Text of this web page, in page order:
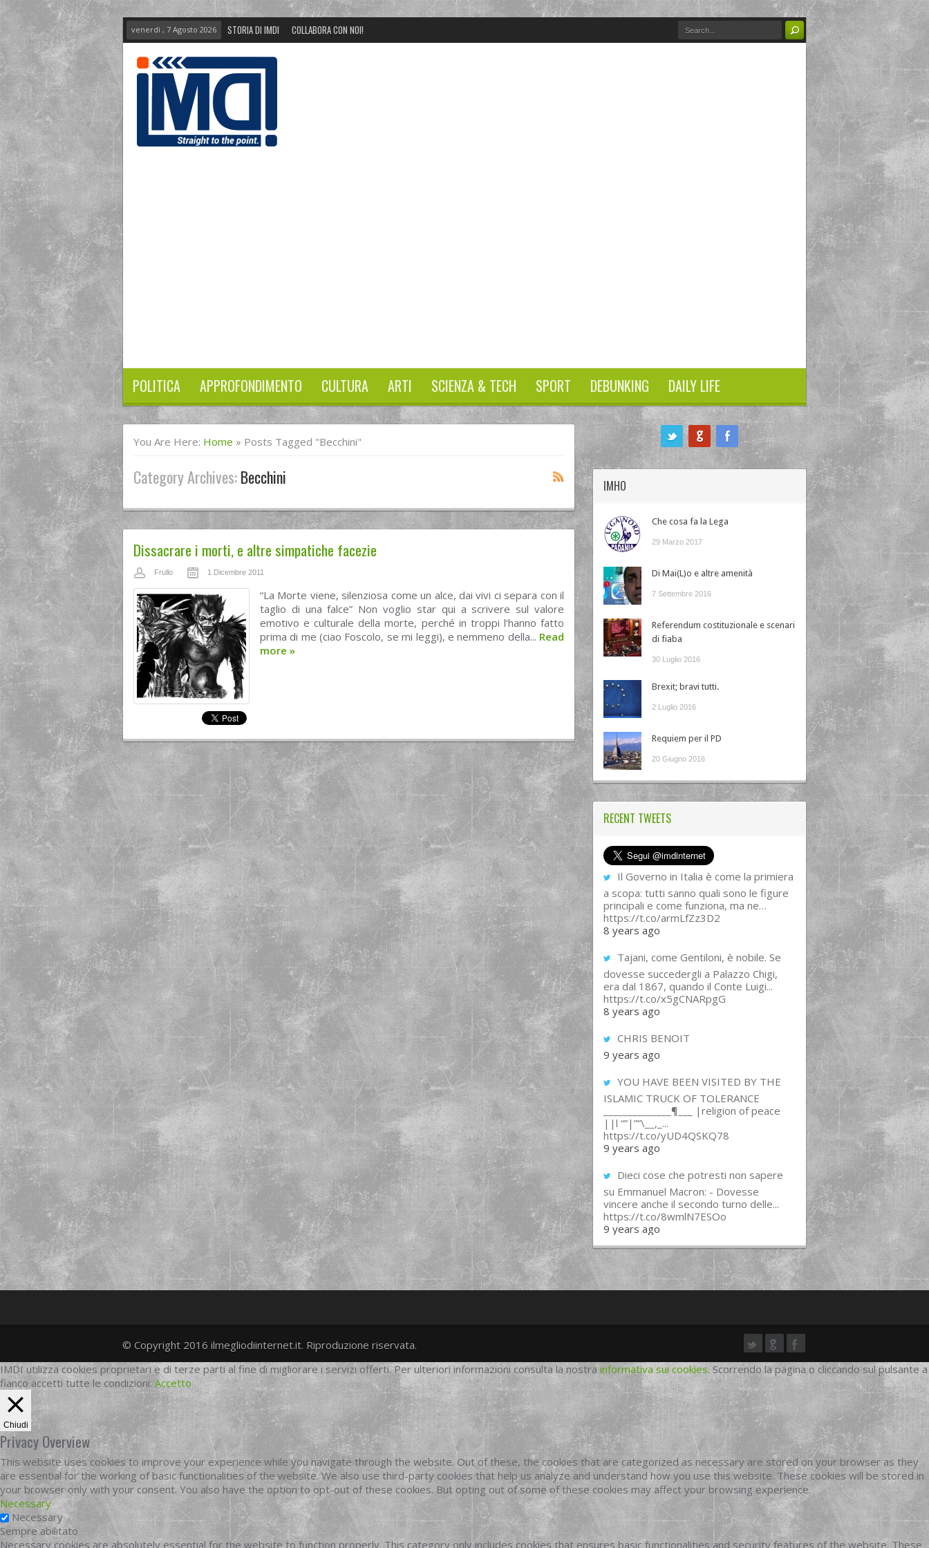
venerdì , 7 Agosto 2026 STORIA DI IMDI COLLABORA CON NOI!
POLITICA APPROFONDIMENTO CULTURA ARTI SCIENZA & TECH SPORT DEBUNKING DAILY LIFE
You Are Here: Home » Posts Tagged "becchini"
Category Archives:Becchini
Dissacrare i morti, e altre simpatiche facezie
Frullo 1 Dicembre 2011
“La Morte viene, silenziosa come un alce, dai vivi ci separa con il
taglio di una falce” Non voglio star qui a scrivere sul valore
emotivo e culturale della morte, perché in troppi l’hanno fatto
prima di me (ciao Foscolo, se mi leggi), e nemmeno della... Read
more »
IMHO
Che cosa fa la Lega
29 Marzo 2017
Di Mai(L)o e altre amenità
7 Settembre 2016
Referendum costituzionale e scenari
di fiaba
30 Luglio 2016
Brexit; bravi tutti.
2 Luglio 2016
Requiem per il PD
20 Giugno 2016
RECENT TWEETS
Il Governo in Italia è come la primiera
a scopa: tutti sanno quali sono le figure
principali e come funziona, ma ne…
https://t.co/armLfZz3D2
8 years ago
Tajani, come Gentiloni, è nobile. Se
dovesse succedergli a Palazzo Chigi,
era dal 1867, quando il Conte Luigi...
https://t.co/x5gCNARpgG
8 years ago
CHRIS BENOIT
9 years ago
YOU HAVE BEEN VISITED BY THE
ISLAMIC TRUCK OF TOLERANCE
______________¶___ |religion of peace
||l “”|””\__,_...
https://t.co/yUD4QSKQ78
9 years ago
Dieci cose che potresti non sapere
su Emmanuel Macron: - Dovesse
vincere anche il secondo turno delle...
https://t.co/8wmlN7ESOo
9 years ago
twittergoogleplus
facebook
© Copyright 2016 ilmegliodiinternet.it. Riproduzione riservata.
IMDI utilizza cookies proprietari e di terze parti al fine di migliorare i servizi offerti. Per ulteriori informazioni consulta la nostra informativa sui cookies. Scorrendo la pagina o cliccando sul pulsante a
fianco accetti tutte le condizioni. Accetto
Chiudi
Privacy Overview
This website uses cookies to improve your experience while you navigate through the website. Out of these, the cookies that are categorized as necessary are stored on your browser as they
are essential for the working of basic functionalities of the website. We also use third-party cookies that help us analyze and understand how you use this website. These cookies will be stored in
your browser only with your consent. You also have the option to opt-out of these cookies. But opting out of some of these cookies may affect your browsing experience.
Necessary
Necessary
Sempre abilitato
Necessary cookies are absolutely essential for the website to function properly. This category only includes cookies that ensures basic functionalities and security features of the website. These